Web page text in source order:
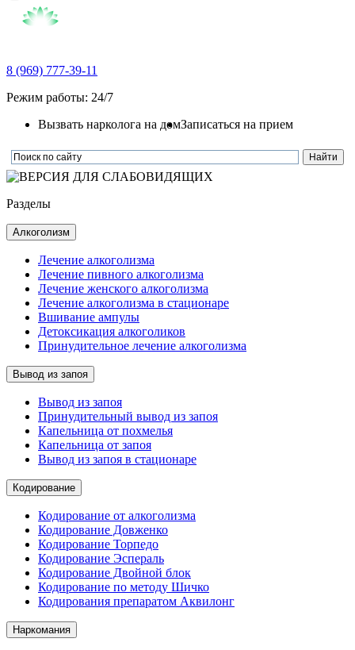
8 (969) 777-39-11
Режим работы: 24/7
Вызвать нарколога на домЗаписаться на прием
Разделы
Алкоголизм
Лечение алкоголизма
Лечение пивного алкоголизма
Лечение женского алкоголизма
Лечение алкоголизма в стационаре
Вшивание ампулы
Детоксикация алкоголиков
Принудительное лечение алкоголизма
Вывод из запоя
Вывод из запоя
Принудительный вывод из запоя
Капельница от похмелья
Капельница от запоя
Вывод из запоя в стационаре
Кодирование
Кодирование от алкоголизма
Кодирование Довженко
Кодирование Торпедо
Кодирование Эспераль
Кодирование Двойной блок
Кодирование по методу Шичко
Кодирования препаратом Аквилонг
Наркомания